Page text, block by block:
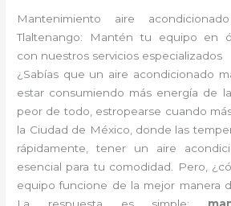
Mantenimiento aire
Tlaltenango: Mantén tu equipo en
con nuestros servicios especializados
¿Sabías que un aire acondicionado
estar consumiendo más energía de
peor de todo, estropearse cuando
la Ciudad de México, donde las
rápidamente, tener un aire
esencial para tu comodidad. Pero,
equipo funcione de la mejor manera